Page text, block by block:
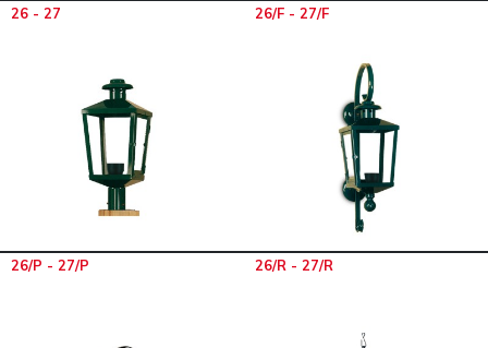
26 - 27 26/F - 27/F
26/P - 27/P 26/R - 27/R